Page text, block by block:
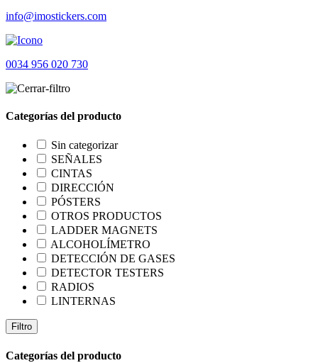
info@imostickers.com
0034 956 020 730
Categorías del producto
Sin categorizar
SEÑALES
CINTAS
DIRECCIÓN
PÓSTERS
OTROS PRODUCTOS
LADDER MAGNETS
ALCOHOLÍMETRO
DETECCIÓN DE GASES
DETECTOR TESTERS
RADIOS
LINTERNAS
Filtro
Categorías del producto